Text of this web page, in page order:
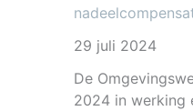
29 juli 2024
De
2024 in werking